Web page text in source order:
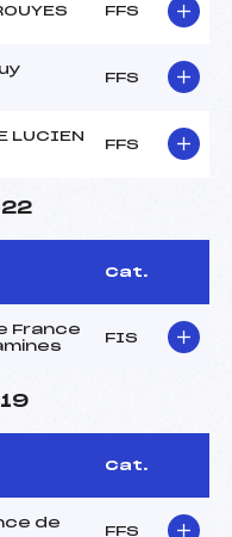
FFS
FFS
LUCIEN
FFS
Cat.
France
FIS
Cat.
de
FFS